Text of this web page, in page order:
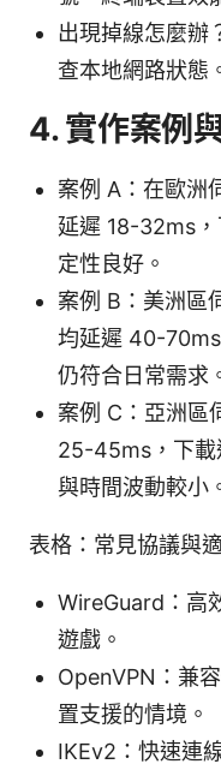
出現掉線怎麼辦
查本地網路狀態
4. 實作案例
案例 A：在歐洲
延遲 18-32ms
定性良好。
案例 B：美洲區
均延遲 40-
仍符合日常需求
案例 C：亞洲區
25-45ms，下載
與時間波動較小
表格：常見協議與
WireGuard：高
遊戲。
OpenVPN：兼
置支援的情境。
IKEv2：快速連